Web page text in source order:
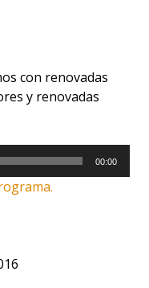
con renovadas
y renovadas
00:00